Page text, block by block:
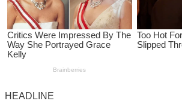
HEADLINE